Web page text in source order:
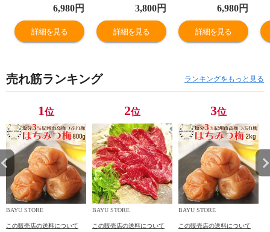
州南高梅】梅干
し ランキング1
位獲得! 梅干し
高級 ギフト紀州
つ梅 訳あり すっ
ぱくない 梅 梅干
はちみつ 送料無
料
6,980円
詳細を見る
南高梅】 梅干し
贈り物に 紀州南
高梅 完熟梅干し
つぶれ梅 訳あり
塩分控えめ 低塩
塩分補給 熱中症
敬老の日 送料無
料
3,800円
詳細を見る
南高梅】梅干し
贈り物に 紀州南
高梅 完熟梅干し
つぶれ梅 訳あり
塩分控えめ 低塩
塩分補給 熱中症
敬老の日 送料無
料
6,980円
詳細を見る
売れ筋ランキング ランキングをもっと見る
1位
BAYU STORE
この販売店の送料について
2位
BAYU STORE
この販売店の送料について
3位
BAYU STORE
この販売店の送料について